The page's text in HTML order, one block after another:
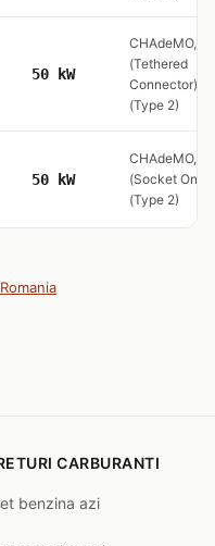
50 kW
CHAdeMO,
(Tethered
Connector) ,
(Type 2)
50 kW
CHAdeMO,
(Socket
(Type 2)
CARBURANTI
benzina azi